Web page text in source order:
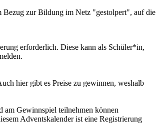
Bezug zur Bildung im Netz "gestolpert", auf die
erforderlich. Diese kann als Schüler*in,
hier gibt es Preise zu gewinnen, weshalb
am Gewinnspiel teilnehmen können
Adventskalender ist eine Registrierung